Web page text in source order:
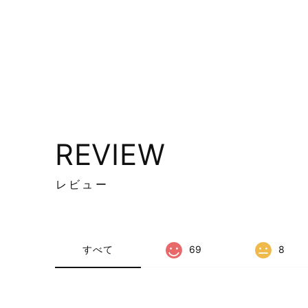
REVIEW
レビュー
すべて 69 8